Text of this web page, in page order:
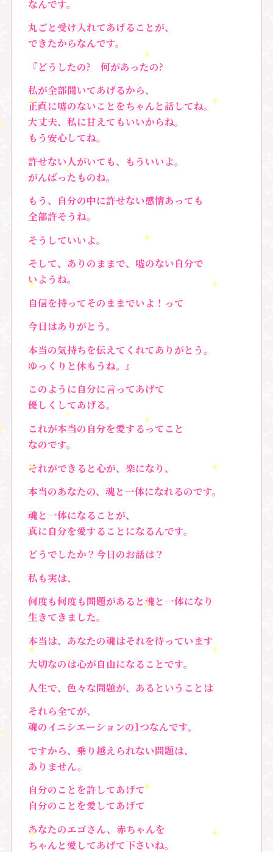
なんです。
丸ごと受け入れてあげることが、
できたからなんです。
『どうしたの? 何があったの?
私が全部聞いてあげるから、
正直に嘘のないことをちゃんと話してね。
大丈夫、私に甘えてもいいからね。
もう安心してね。
許せない人がいても、もういいよ。
がんばったものね。
もう、自分の中に許せない感情あっても
全部許そうね。
そうしていいよ。
そして、ありのままで、嘘のない自分で
いようね。
自信を持ってそのままでいよ！って
今日はありがとう。
本当の気持ちを伝えてくれてありがとう。
ゆっくりと休もうね。』
このように自分に言ってあげて
優しくしてあげる。
これが本当の自分を愛するってこと
なのです。
それができると心が、楽になり、
本当のあなたの、魂と一体になれるのです。
魂と一体になることが、
真に自分を愛することになるんです。
どうでしたか？今日のお話は？
私も実は、
何度も何度も問題があると魂と一体になり
生きてきました。
本当は、あなたの魂はそれを待っています
大切なのは心が自由になることです。
人生で、色々な問題が、あるということは
それら全てが、
魂のイニシエーションの1つなんです。
ですから、乗り越えられない問題は、
ありません。
自分のことを許してあげて
自分のことを愛してあげて
あなたのエゴさん、赤ちゃんを
ちゃんと愛してあげて下さいね。